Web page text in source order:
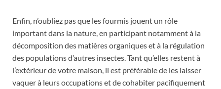
Enfin, n’oubliez pas que les fourmis jouent un rôle
important dans la nature, en participant notamment à la
décomposition des matières organiques et à la régulation
des populations d’autres insectes. Tant qu’elles restent à
l’extérieur de votre maison, il est préférable de les laisser
vaquer à leurs occupations et de cohabiter pacifiquement